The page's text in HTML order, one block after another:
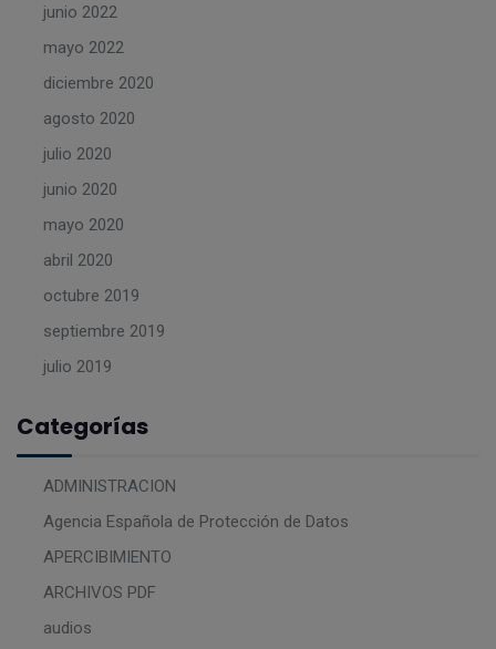
junio 2022
mayo 2022
diciembre 2020
agosto 2020
julio 2020
junio 2020
mayo 2020
abril 2020
octubre 2019
septiembre 2019
julio 2019
Categorías
ADMINISTRACION
Agencia Española de Protección de Datos
APERCIBIMIENTO
ARCHIVOS PDF
audios